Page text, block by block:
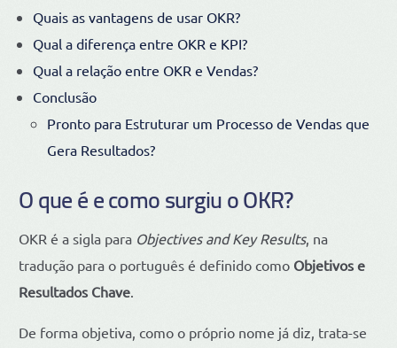
Quais as vantagens de usar OKR?
Qual a diferença entre OKR e KPI?
Qual a relação entre OKR e Vendas?
Conclusão
Pronto para Estruturar um Processo de Vendas que
Gera Resultados?
O que é e como surgiu o OKR?
OKR é a sigla para Objectives and Key Results, na
tradução para o português é definido como Objetivos e
Resultados Chave
De forma objetiva, como o próprio nome já diz, trata-se